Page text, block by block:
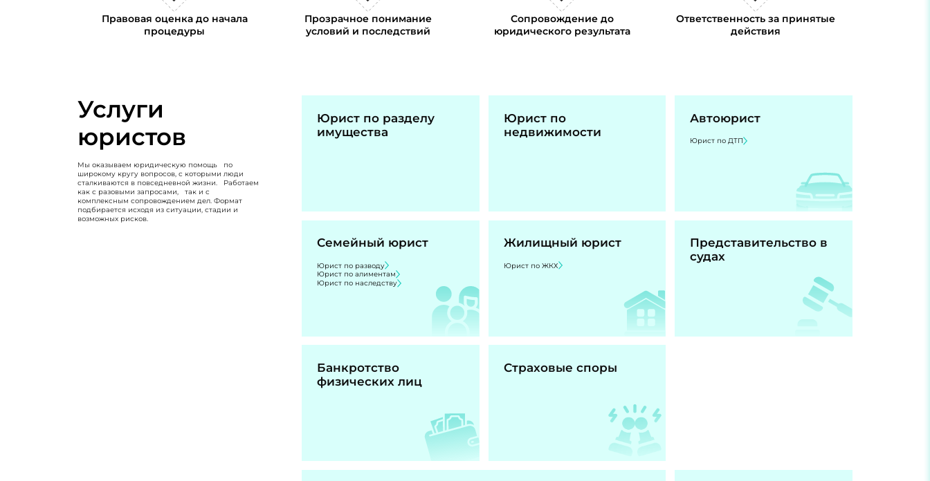
Правовая оценка до начала
процедуры
Прозрачное понимание
условий и последствий
Сопровождение до
юридического результата
Ответственность за принятые
действия
Услуги
юристов
Мы оказываем юридическую помощь по
широкому кругу вопросов, с которыми люди
сталкиваются в повседневной жизни. Работаем
как с разовыми запросами, так и с
комплексным сопровождением дел. Формат
подбирается исходя из ситуации, стадии и
возможных рисков.
Юрист по разделу
имущества
Юрист по
недвижимости
Автоюрист
Юрист по ДТП
Семейный юрист
Юрист по разводу
Юрист по алиментам
Юрист по наследству
Жилищный юрист
Юрист по ЖКХ
Представительство в
судах
Банкротство
физических лиц
Страховые споры